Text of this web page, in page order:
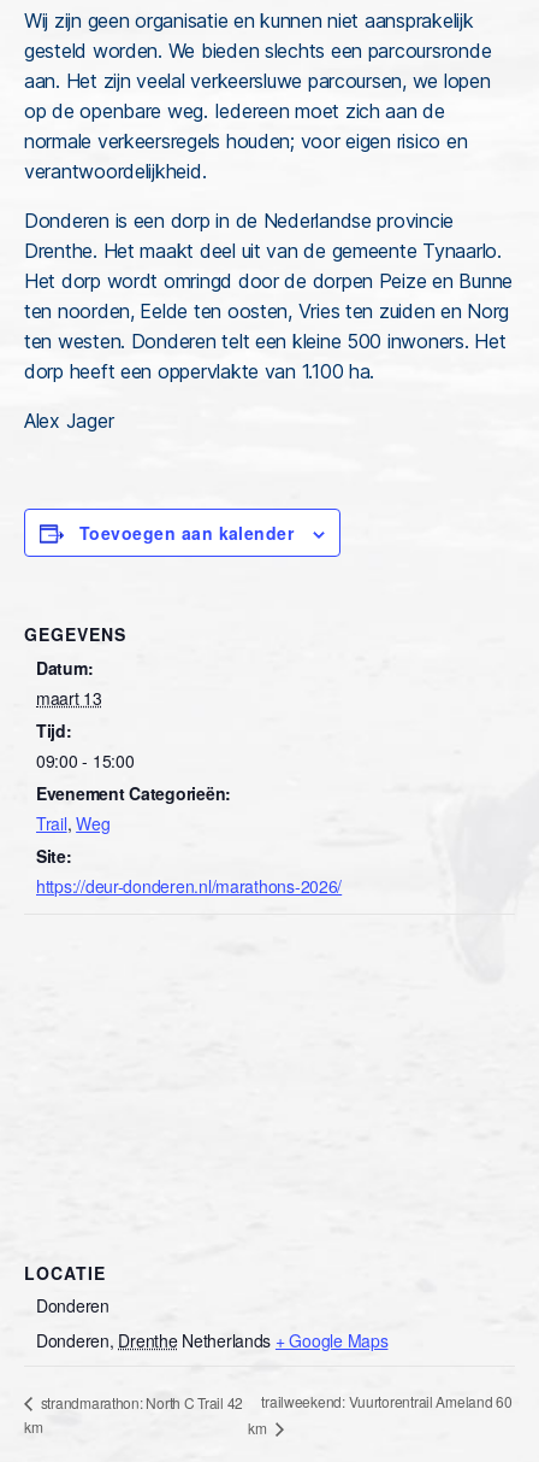
Wij zijn geen organisatie en kunnen niet aansprakelijk
gesteld worden. We bieden slechts een parcoursronde
aan. Het zijn veelal verkeersluwe parcoursen, we lopen
op de openbare weg. Iedereen moet zich aan de
normale verkeersregels houden; voor eigen risico en
verantwoordelijkheid.
Donderen is een dorp in de Nederlandse provincie
Drenthe. Het maakt deel uit van de gemeente Tynaarlo.
Het dorp wordt omringd door de dorpen Peize en Bunne
ten noorden, Eelde ten oosten, Vries ten zuiden en Norg
ten westen. Donderen telt een kleine 500 inwoners. Het
dorp heeft een oppervlakte van 1.100 ha.
Alex Jager
Toevoegen aan kalender
GEGEVENS
Datum:
maart 13
Tijd:
09:00 - 15:00
Evenement Categorieën:
Trail,Weg
Site:
https://deur-donderen.nl/marathons-2026/
LOCATIE
Donderen
Donderen, Drenthe Netherlands + Google Maps
strandmarathon: North C Trail 42
km
trailweekend: Vuurtorentrail Ameland 60
km